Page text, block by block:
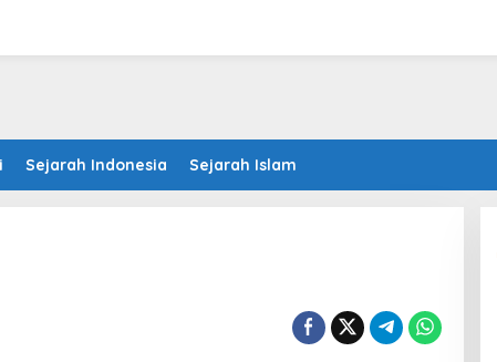
Sejarah Indonesia Sejarah Islam